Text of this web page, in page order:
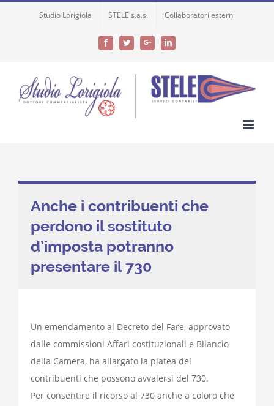
Studio Lorigiola STELE s.a.s. Collaboratori esterni
FacebookTwitterGoogle+LinkedIn
Anche i contribuenti che
perdono il sostituto
d’imposta potranno
presentare il 730
Un emendamento al Decreto del Fare, approvato
dalle commissioni Affari costituzionali e Bilancio
della Camera, ha allargato la platea dei
contribuenti che possono avvalersi del 730.
Per consentire il ricorso al 730 anche a coloro che